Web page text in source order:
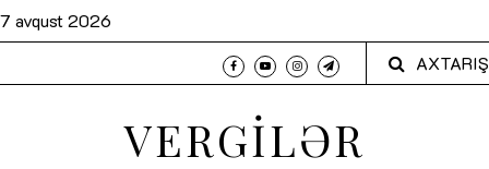
7 avqust 2026
AXTARIŞ
VERGİLƏR